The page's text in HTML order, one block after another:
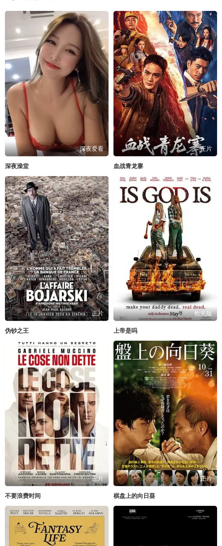
深夜爱看
深夜澡堂
正片
血战青龙寨
正片
伪钞之王
抢先版
上帝是吗
正片
不要浪费时间
正片
棋盘上的向日葵